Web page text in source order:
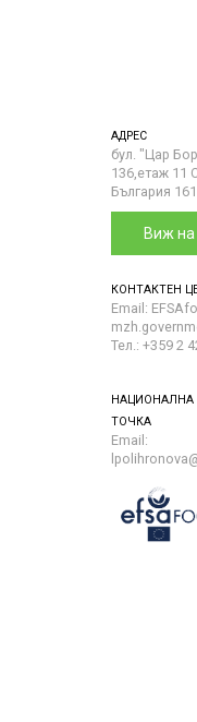
АДРЕС
бул. "Цар
136,етаж 11
България
Виж на
КОНТАКТЕН
Email:
Тел.: +359 2
НАЦИОНАЛНА
ТОЧКА
Email: